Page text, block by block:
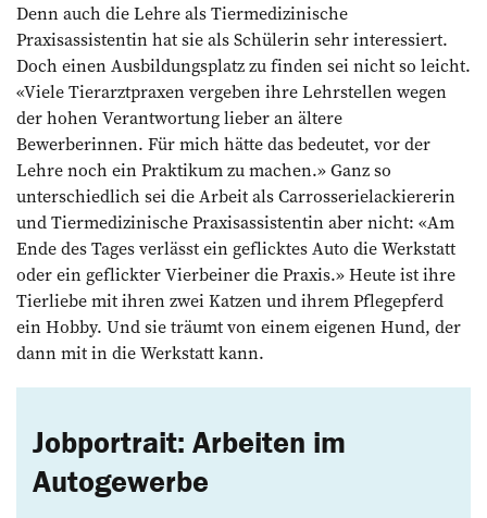
Denn auch die Lehre als Tiermedizinische
Praxisassistentin hat sie als Schülerin sehr interessiert.
Doch einen Ausbildungsplatz zu finden sei nicht so leicht.
«Viele Tierarztpraxen vergeben ihre Lehrstellen wegen
der hohen Verantwortung lieber an ältere
Bewerberinnen. Für mich hätte das ­bedeutet, vor der
Lehre noch ein Praktikum zu machen.» Ganz so
unterschiedlich sei die Arbeit als Carrosserielackiererin
und Tiermedizinische Praxisassistentin aber nicht: «Am
Ende des Tages verlässt ein geflicktes Auto die Werkstatt
oder ein geflickter Vierbeiner die Praxis.» Heute ist ihre
Tierliebe mit ihren zwei Katzen und ihrem Pflegepferd
ein Hobby. Und sie träumt von einem eigenen Hund, der
dann mit in die Werkstatt kann.
Jobportrait: Arbeiten im
Autogewerbe